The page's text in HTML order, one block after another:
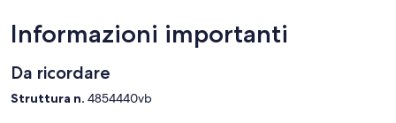
Informazioni importanti
Da ricordare
Struttura n. 4854440vb